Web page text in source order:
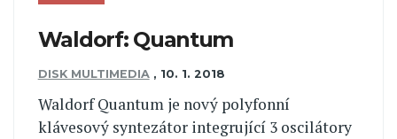
Waldorf: Quantum
DISK MULTIMEDIA , 10. 1. 2018
Waldorf Quantum je nový polyfonní
klávesový syntezátor integrující 3 oscilátory